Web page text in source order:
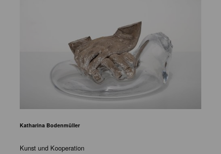
Katharina Bodenmüller
Kunst und Kooperation